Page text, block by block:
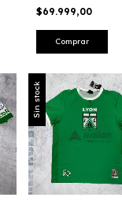
$69.999,00
Comprar
Sin stock